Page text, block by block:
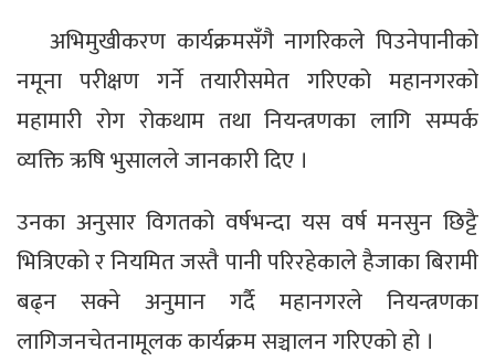
अभिमुखीकरण कार्यक्रमसँगै नागरिकले पिउनेपानीको
नमूना परीक्षण गर्ने तयारीसमेत गरिएको महानगरको
महामारी रोग रोकथाम तथा नियन्त्रणका लागि सम्पर्क
व्यक्ति ऋषि भुसालले जानकारी दिए ।
उनका अनुसार विगतको वर्षभन्दा यस वर्ष मनसुन छिट्टै
भित्रिएको र नियमित जस्तै पानी परिरहेकाले हैजाका बिरामी
बढ्न सक्ने अनुमान गर्दै महानगरले नियन्त्रणका
लागिजनचेतनामूलक कार्यक्रम सञ्चालन गरिएको हो ।